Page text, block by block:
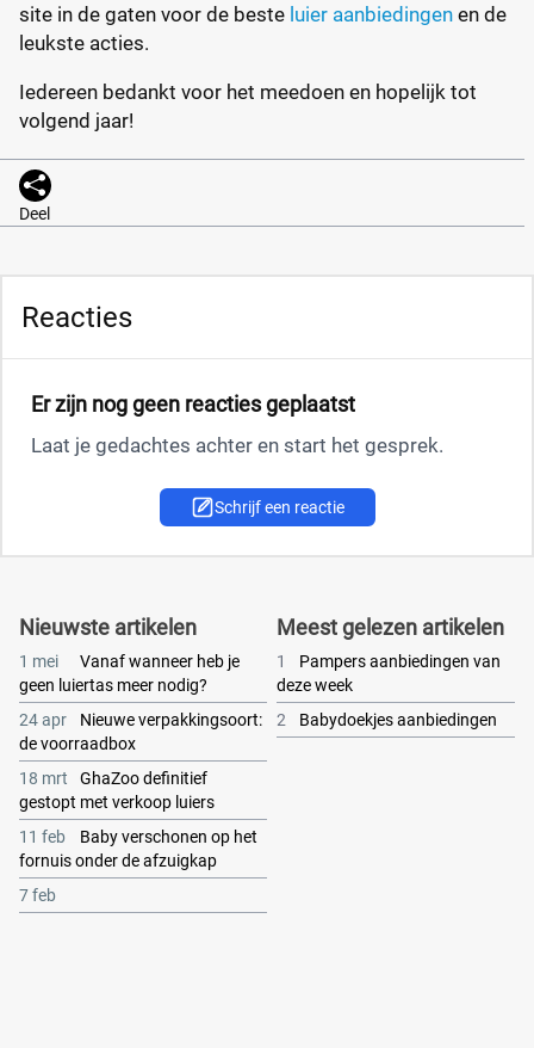
site in de gaten voor de beste luier aanbiedingen en de
leukste acties.
Iedereen bedankt voor het meedoen en hopelijk tot
volgend jaar!
Deel
Reacties
Er zijn nog geen reacties geplaatst
Laat je gedachtes achter en start het gesprek.
Schrijf een reactie
Nieuwste artikelen
1 mei
Vanaf wanneer heb je
geen luiertas meer nodig?
24 apr
Nieuwe verpakkingsoort:
de voorraadbox
18 mrt
GhaZoo definitief
gestopt met verkoop luiers
11 feb
Baby verschonen op het
fornuis onder de afzuigkap
7 feb
Meest gelezen artikelen
1
Pampers aanbiedingen van
deze week
2
Babydoekjes aanbiedingen